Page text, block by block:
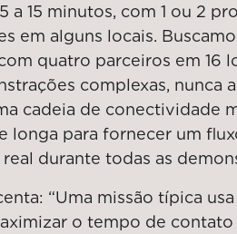
a 15 minutos, com 1 ou 2
em alguns locais.
quatro parceiros em 16
complexas, nunca
cadeia de conectividade
longa para fornecer um
durante todas as
“Uma missão típica
o tempo de